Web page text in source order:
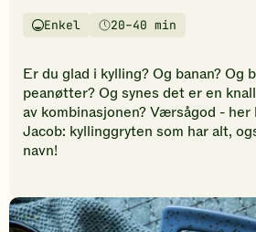
vurderinger.
den
første
til
å
vurdere
Vanskelighetsgrad
Enkel
Tilberedningstid20–40 min
Er du glad i kylling? Og banan? Og
peanøtter? Og synes det er en
av kombinasjonen? Værsågod - her
Jacob: kyllinggryten som har alt,
navn!